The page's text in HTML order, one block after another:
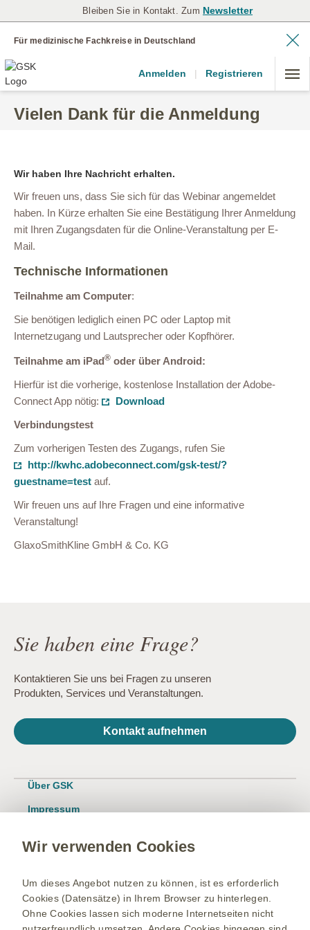
Bleiben Sie in Kontakt. Zum Newsletter
Für medizinische Fachkreise in Deutschland
Anmelden | Registrieren
Vielen Dank für die Anmeldung
Wir haben Ihre Nachricht erhalten.
Wir freuen uns, dass Sie sich für das Webinar angemeldet
haben. In Kürze erhalten Sie eine Bestätigung Ihrer Anmeldung
mit Ihren Zugangsdaten für die Online-Veranstaltung per E-
Mail.
Technische Informationen
Teilnahme am Computer:
Sie benötigen lediglich einen PC oder Laptop mit
Internetzugang und Lautsprecher oder Kopfhörer.
Teilnahme am iPad® oder über Android:
Hierfür ist die vorherige, kostenlose Installation der Adobe-
Connect App nötig:
Download
Verbindungstest
Zum vorherigen Testen des Zugangs, rufen Sie
http://kwhc.adobeconnect.com/gsk-test/?
guestname=test auf.
Wir freuen uns auf Ihre Fragen und eine informative
Veranstaltung!
GlaxoSmithKline GmbH & Co. KG
Sie haben eine Frage?
Kontaktieren Sie uns bei Fragen zu unseren
Produkten, Services und Veranstaltungen.
Kontakt aufnehmen
Über GSK
Impressum
Kontakt/Nebenwirkung melden
Newsletter
Bestellservice
Wir verwenden Cookies
Um dieses Angebot nutzen zu können, ist es erforderlich
Cookies (Datensätze) in Ihrem Browser zu hinterlegen.
Ohne Cookies lassen sich moderne Internetseiten nicht